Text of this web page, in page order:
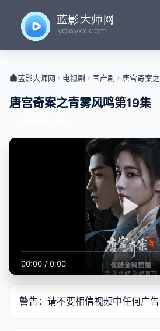
蓝影大师网 电视剧 国产剧 唐宫奇案
唐宫奇案之青雾风鸣第19集
00:00 / 0:00
警告：请不要相信视频中任何广告